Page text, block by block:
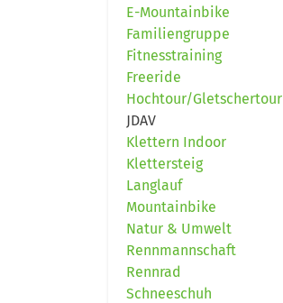
E-Mountainbike
Familiengruppe
Fitnesstraining
Freeride
Hochtour/Gletschertour
JDAV
Klettern Indoor
Klettersteig
Langlauf
Mountainbike
Natur & Umwelt
Rennmannschaft
Rennrad
Schneeschuh